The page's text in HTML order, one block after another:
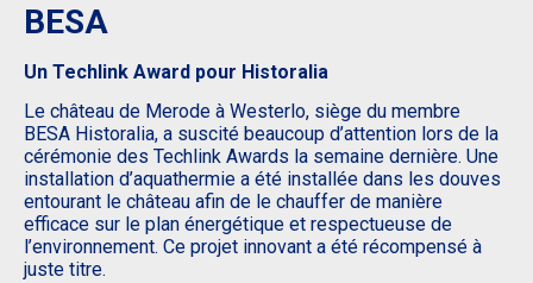
BESA
Un Techlink Award pour Historalia
Le château de Merode à Westerlo, siège du membre
BESA Historalia, a suscité beaucoup d’attention lors de la
cérémonie des Techlink Awards la semaine dernière. Une
installation d’aquathermie a été installée dans les douves
entourant le château afin de le chauffer de manière
efficace sur le plan énergétique et respectueuse de
l’environnement. Ce projet innovant a été récompensé à
juste titre.